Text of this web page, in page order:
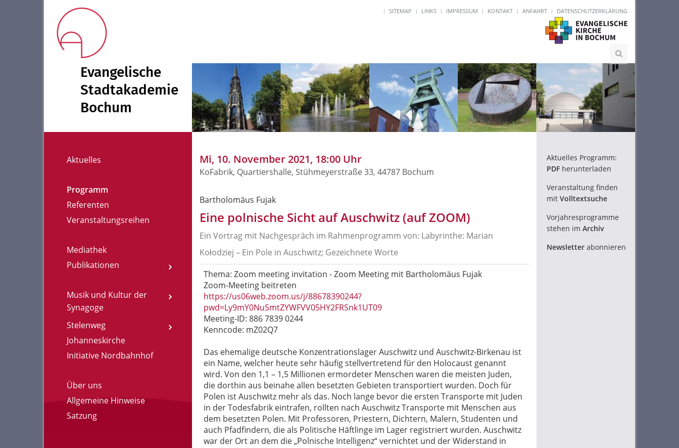
SITEMAP LINKS IMPRESSUM KONTAKT ANFAHRT DATENSCHUTZERKLÄRUNG
Evangelische
Stadtakademie
Bochum
Aktuelles
Programm
Referenten
Veranstaltungsreihen
Mediathek
Publikationen
Musik und Kultur der
Synagoge
Stelenweg
Johanneskirche
Initiative Nordbahnhof
Über uns
Allgemeine Hinweise
Satzung
Mi, 10. November 2021, 18:00 Uhr
KoFabrik, Quartiershalle, Stühmeyerstraße 33, 44787 Bochum
Bartholomäus Fujak
Eine polnische Sicht auf Auschwitz (auf ZOOM)
Ein Vortrag mit Nachgespräch im Rahmenprogramm von: Labyrinthe: Marian
Kołodziej – Ein Pole in Auschwitz; Gezeichnete Worte
Thema: Zoom meeting invitation - Zoom Meeting mit Bartholomäus Fujak
Zoom-Meeting beitreten
https://us06web.zoom.us/j/88678390244?
pwd=Ly9mY0NuSmtZYWFVV05HY2FRSnk1UT09
Meeting-ID: 886 7839 0244
Kenncode: mZ02Q7
Das ehemalige deutsche Konzentrationslager Auschwitz und Auschwitz-Birkenau ist
ein Name, welcher heute sehr häufig stellvertretend für den Holocaust genannt
wird. Von den 1,1 – 1,5 Millionen ermordeter Menschen waren die meisten Juden,
die dorthin aus beinahe allen besetzten Gebieten transportiert wurden. Doch für
Polen ist Auschwitz mehr als das. Noch lange bevor die ersten Transporte mit Juden
in der Todesfabrik eintrafen, rollten nach Auschwitz Transporte mit Menschen aus
dem besetzten Polen. Mit Professoren, Priestern, Dichtern, Malern, Studenten und
auch Pfadfindern, die als Politische Häftlinge im Lager registriert wurden. Auschwitz
war der Ort an dem die „Polnische Intelligenz“ vernichtet und der Widerstand in
Aktuelles Programm:
PDF herunterladen
Veranstaltung finden
mit Volltextsuche
Vorjahresprogramme
stehen im Archiv
Newsletter abonnieren